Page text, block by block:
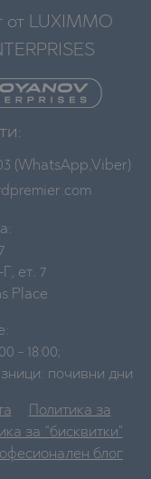
от LUXIMMO
(WhatsApp,Viber)
ет. 7
Place
- 18:00;
почивни дни
Политика за
за “бисквитки"
блог